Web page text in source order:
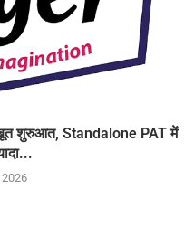
शुरुआत, Standalone PAT में